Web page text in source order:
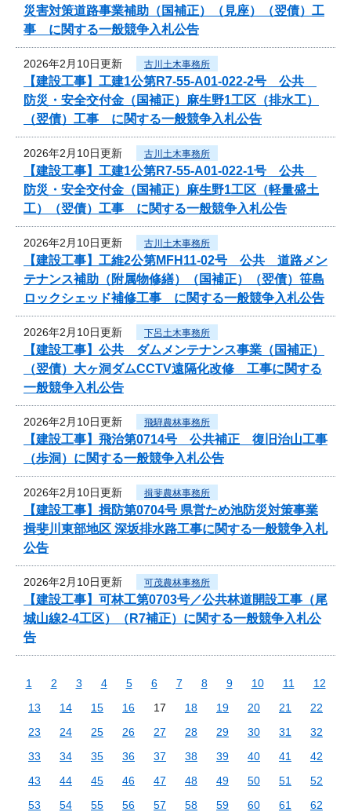
災害対策道路事業補助（国補正）（見座）（翌債）工
事 に関する一般競争入札公告
2026年2月10日更新 古川土木事務所
【建設工事】工建1公第R7-55-A01-022-2号 公共
防災・安全交付金（国補正）麻生野1工区（排水工）
（翌債）工事 に関する一般競争入札公告
2026年2月10日更新 古川土木事務所
【建設工事】工建1公第R7-55-A01-022-1号 公共
防災・安全交付金（国補正）麻生野1工区（軽量盛土
工）（翌債）工事 に関する一般競争入札公告
2026年2月10日更新 古川土木事務所
【建設工事】工維2公第MFH11-02号 公共 道路メン
テナンス補助（附属物修繕）（国補正）（翌債）笹島
ロックシェッド補修工事 に関する一般競争入札公告
2026年2月10日更新 下呂土木事務所
【建設工事】公共 ダムメンテナンス事業（国補正）
（翌債）大ヶ洞ダムCCTV遠隔化改修 工事に関する
一般競争入札公告
2026年2月10日更新 飛騨農林事務所
【建設工事】飛治第0714号 公共補正 復旧治山工事
（歩洞）に関する一般競争入札公告
2026年2月10日更新 揖斐農林事務所
【建設工事】揖防第0704号 県営ため池防災対策事業
揖斐川東部地区 深坂排水路工事に関する一般競争入札
公告
2026年2月10日更新 可茂農林事務所
【建設工事】可林工第0703号／公共林道開設工事（尾
城山線2-4工区）（R7補正）に関する一般競争入札公
告
1 2 3 4 5 6 7 8 9 10 11
12
13
14 15 16 17 18 19 20 21
22
23
24 25 26 27 28 29 30 31
32
33
34 35 36 37 38 39 40 41
42
43
44 45 46 47 48 49 50 51
52
53
54 55 56 57 58 59 60 61
62